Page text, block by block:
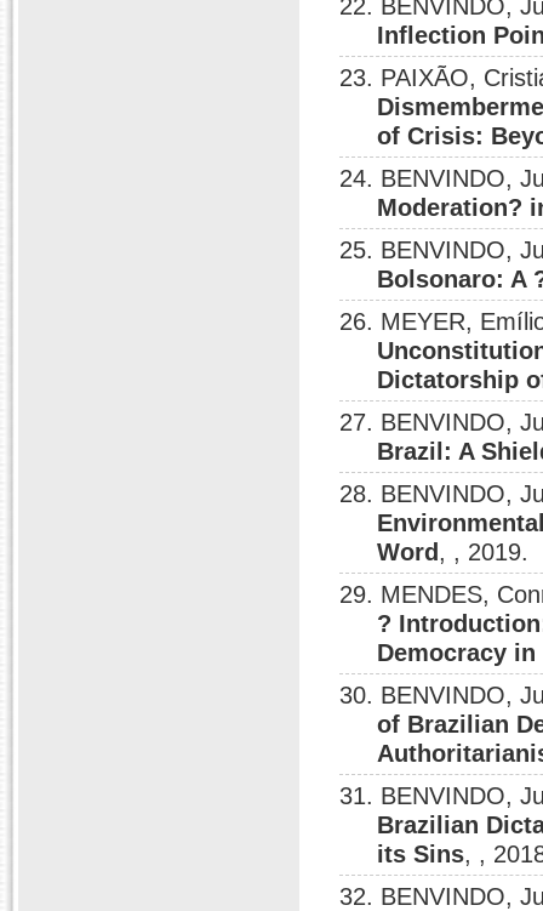
22. BENVINDO,
Inflection
23. PAIXÃO,
of Crisis:
24. BENVINDO,
Moderation?
25. BENVINDO,
Bolsonaro: A
26. MEYER,
Dictatorship
27. BENVINDO,
Brazil: A
28. BENVINDO,
Word , , 2019.
29. MENDES,
?
Democracy
30. BENVINDO,
of Brazilian
31. BENVINDO,
Brazilian
its Sins, ,
32. BENVINDO,